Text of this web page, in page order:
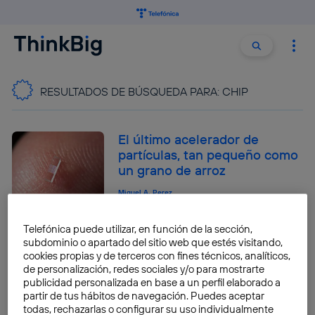
Buscar
RESULTADOS DE BÚSQUEDA PARA: CHIP
El último acelerador de
partículas, tan pequeño como
un grano de arroz
Miguel A. Perez
El grafeno promete disparar la
eficiencia de los datacenters
Pablo G. Bejerano
Telefónica puede utilizar, en función de la sección,
subdominio o apartado del sitio web que estés visitando,
cookies propias y de terceros con fines técnicos, analíticos,
de personalización, redes sociales y/o para mostrarte
publicidad personalizada en base a un perfil elaborado a
partir de tus hábitos de navegación. Puedes aceptar
todas, rechazarlas o configurar su uso individualmente